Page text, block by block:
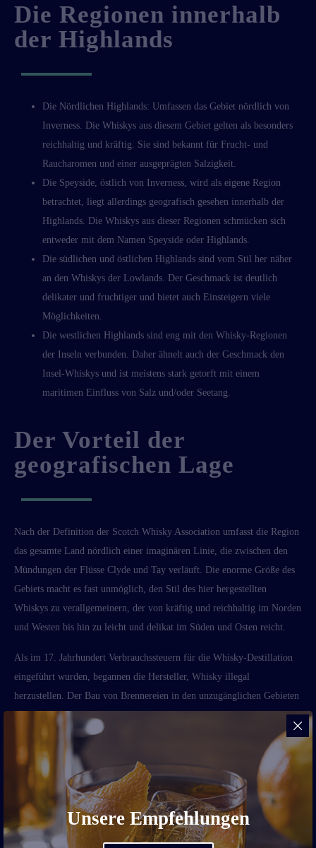
Die Regionen innerhalb
der Highlands
Die Nördlichen Highlands: Umfassen das Gebiet nördlich von
Inverness. Die Whiskys aus diesem Gebiet gelten als besonders
reichhaltig und kräftig. Sie sind bekannt für Frucht- und
Raucharomen und einer ausgeprägten Salzigkeit.
Die Speyside, östlich von Inverness, wird als eigene Region
betrachtet, liegt allerdings geografisch gesehen innerhalb der
Highlands. Die Whiskys aus dieser Regionen schmücken sich
entweder mit dem Namen Speyside oder Highlands.
Die südlichen und östlichen Highlands sind vom Stil her näher
an den Whiskys der Lowlands. Der Geschmack ist deutlich
delikater und fruchtiger und bietet auch Einsteigern viele
Möglichkeiten.
Die westlichen Highlands sind eng mit den Whisky-Regionen
der Inseln verbunden. Daher ähnelt auch der Geschmack den
Insel-Whiskys und ist meistens stark getorft mit einem
maritimen Einfluss von Salz und/oder Seetang.
Der Vorteil der
geografischen Lage
Nach der Definition der Scotch Whisky Association umfasst die Region
das gesamte Land nördlich einer imaginären Linie, die zwischen den
Mündungen der Flüsse Clyde und Tay verläuft. Die enorme Größe des
Gebiets macht es fast unmöglich, den Stil des hier hergestellten
Whiskys zu verallgemeinern, der von kräftig und reichhaltig im Norden
und Westen bis hin zu leicht und delikat im Süden und Osten reicht.
Als im 17. Jahrhundert Verbrauchssteuern für die Whisky-Destillation
eingeführt wurden, begannen die Hersteller, Whisky illegal
herzustellen. Der Bau von Brennereien in den unzugänglichen Gebieten
der Highlands erleichterte die Verschleierung vor den Behörden und
machte die Region bekannt und beliebt bei Schmugglern. Das weiche
und mineralhaltige Wasser trägt ebenfalls dazu bei, dass sich die
Highlands zu einer der wichtigsten Whisky-Regionen des Landes
entwickelt haben.
Unsere Empfehlungen